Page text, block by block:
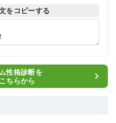
をコピーする
性格診断を
ちらから